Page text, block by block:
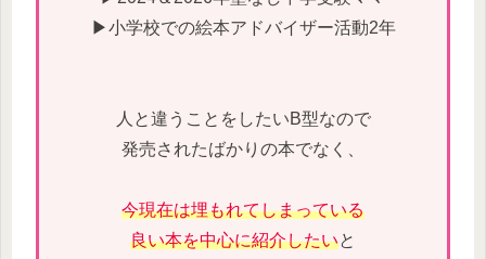
▶小学校での絵本アドバイザー活動2年
人と違うことをしたいB型なので
発売されたばかりの本でなく、
今現在は埋もれてしまっている
良い本を中心に紹介したいと